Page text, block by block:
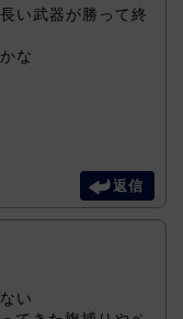
い武器が勝って終
な
返信
い